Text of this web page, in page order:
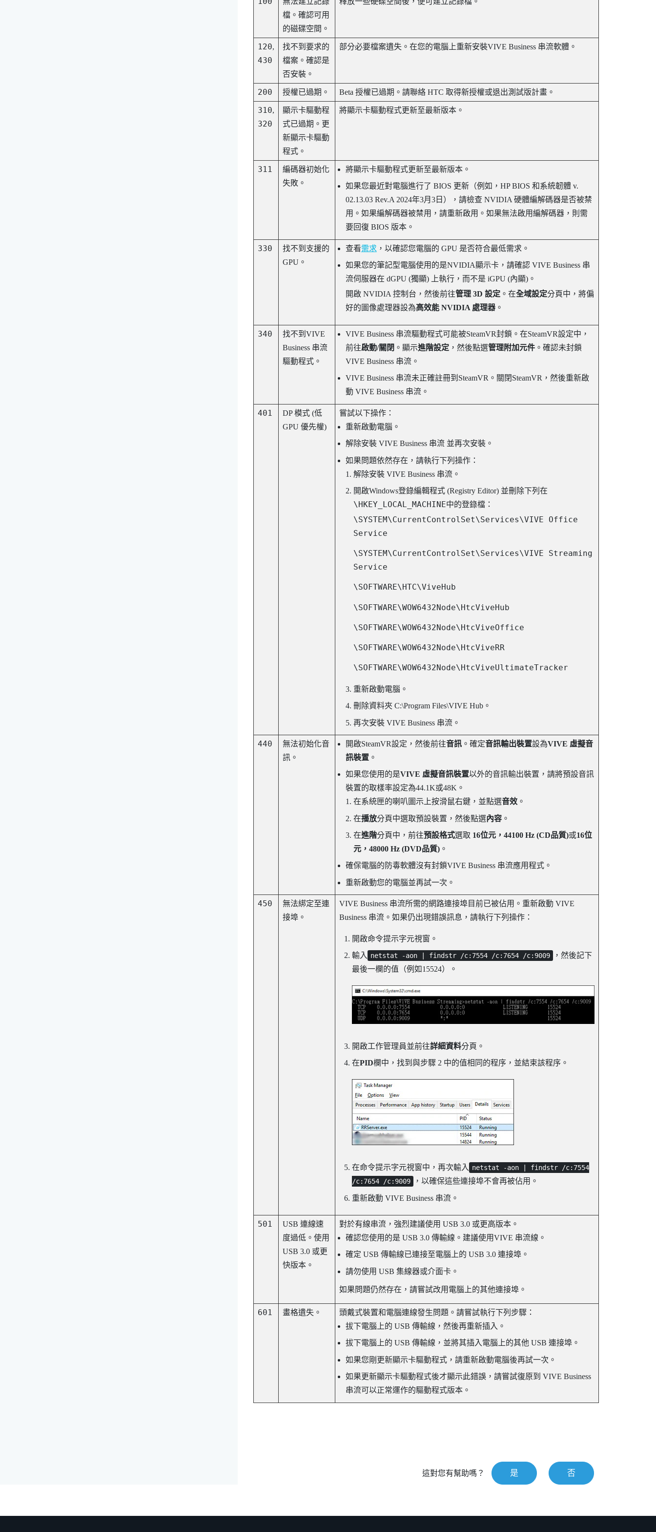
檔。確認可用
的磁碟空間。
120,
430
找不到要求的
檔案。確認是
否安裝。
部分必要檔案遺失。在您的電腦上重新安裝VIVE Business 串流軟體。
200 授權已過期。 Beta 授權已過期。請聯絡 HTC 取得新授權或退出測試版計畫。
310,
320
顯示卡驅動程
式已過期。更
新顯示卡驅動
程式。
將顯示卡驅動程式更新至最新版本。
311
編碼器初始化
失敗。
將顯示卡驅動程式更新至最新版本。
如果您最近對電腦進行了 BIOS 更新（例如，HP BIOS 和系統韌體 v.
02.13.03 Rev.A 2024年3月3日），請檢查 NVIDIA 硬體編解碼器是否被禁
用。如果編解碼器被禁用，請重新啟用。如果無法啟用編解碼器，則需
要回復 BIOS 版本。
330
找不到支援的
GPU。
查看需求 ，以確認您電腦的 GPU 是否符合最低需求。
如果您的筆記型電腦使用的是NVIDIA顯示卡，請確認 VIVE Business 串
流伺服器在 dGPU (獨顯) 上執行，而不是 iGPU (內顯)。
開啟 NVIDIA 控制台，然後前往管理 3D 設定。在全域設定分頁中，將偏
好的圖像處理器設為高效能 NVIDIA 處理器。
340 找不到 VIVE
Business 串流
驅動程式。
VIVE Business 串流驅動程式可能被SteamVR封鎖。在SteamVR設定中，
前往啟動/關閉 。顯示進階設定，然後點選管理附加元件。確認未封鎖
VIVE Business 串流 。
VIVE Business 串流未正確註冊到 SteamVR 。關閉SteamVR ，然後重新啟
動 VIVE Business 串流 。
401
DP 模式 (低
GPU 優先權)
嘗試以下操作：
重新啟動電腦。
解除安裝 VIVE Business 串流 並再次安裝。
如果問題依然存在，請執行下列操作：
解除安裝 VIVE Business 串流 。
開啟Windows登錄編輯程式 (Registry Editor) 並刪除下列在
\HKEY_LOCAL_MACHINE中的登錄檔：
\SYSTEM\CurrentControlSet\Services\VIVE Office
Service
\SYSTEM\CurrentControlSet\Services\VIVE Streaming
Service
\SOFTWARE\HTC\ViveHub
\SOFTWARE\WOW6432Node\HtcViveHub
\SOFTWARE\WOW6432Node\HtcViveOffice
\SOFTWARE\WOW6432Node\HtcViveRR
\SOFTWARE\WOW6432Node\HtcViveUltimateTracker
重新啟動電腦。
刪除資料夾 C:\Program Files\VIVE Hub。
再次安裝 VIVE Business 串流 。
440
無法初始化音
訊。
開啟SteamVR設定，然後前往音訊。確定音訊輸出裝置設為VIVE 虛擬音
訊裝置。
如果您使用的是VIVE 虛擬音訊裝置以外的音訊輸出裝置，請將預設音訊
裝置的取樣率設定為44.1K或48K。
在系統匣的喇叭圖示上按滑鼠右鍵，並點選音效。
在播放分頁中選取預設裝置，然後點選內容。
在進階分頁中，前往預設格式選取 16位元，44100 Hz (CD品質)或16位
元，48000 Hz (DVD品質)。
確保電腦的防毒軟體沒有封鎖VIVE Business 串流應用程式。
重新啟動您的電腦並再試一次。
450
無法綁定至連
接埠。
VIVE Business 串流所需的網路連接埠目前已被佔用。重新啟動 VIVE
Business 串流。如果仍出現錯誤訊息，請執行下列操作：
開啟命令提示字元視窗。
輸入 netstat -aon | findstr /c:7554 /c:7654 /c:9009
，然後記下
最後一欄的值（例如15524）。
開啟工作管理員並前往詳細資料分頁。
在PID欄中，找到與步驟 2 中的值相同的程序，並結束該程序。
在命令提示字元視窗中，再次輸入
netstat -aon | findstr /c:7554
/c:7654 /c:9009
，以確保這些連接埠不會再被佔用。
重新啟動 VIVE Business 串流 。
501
USB 連線速
度過低。使用
USB 3.0 或更
快版本。
對於有線串流，強烈建議使用 USB 3.0 或更高版本。
確認您使用的是 USB 3.0 傳輸線。建議使用VIVE 串流線 。
確定 USB 傳輸線已連接至電腦上的 USB 3.0 連接埠。
請勿使用 USB 集線器或介面卡。
如果問題仍然存在，請嘗試改用電腦上的其他連接埠。
601 畫格遺失。
頭戴式裝置和電腦連線發生問題。請嘗試執行下列步驟：
拔下電腦上的 USB 傳輸線，然後再重新插入。
拔下電腦上的 USB 傳輸線，並將其插入電腦上的其他 USB 連接埠。
如果您剛更新顯示卡驅動程式，請重新啟動電腦後再試一次。
如果更新顯示卡驅動程式後才顯示此錯誤，請嘗試復原到 VIVE Business
串流可以正常運作的驅動程式版本。
這對您有幫助嗎？ 是 否